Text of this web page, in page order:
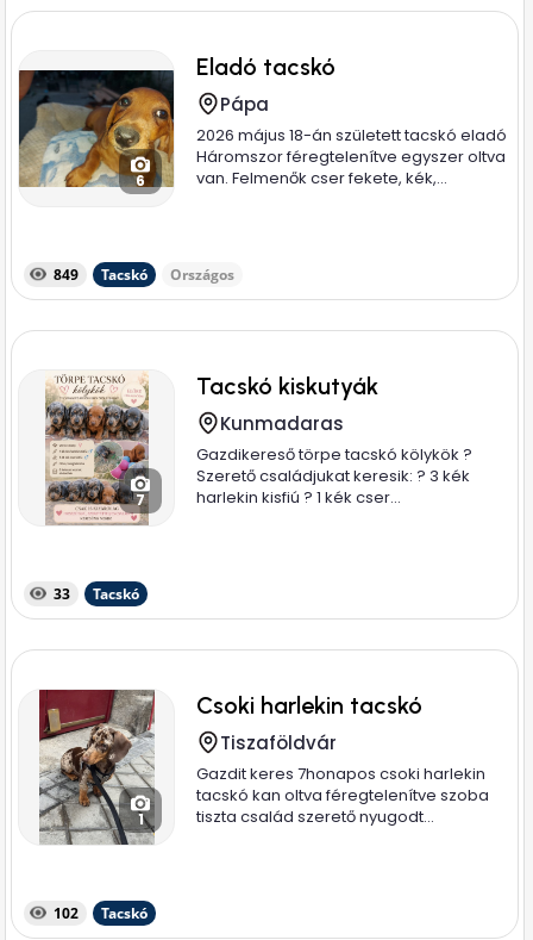
6
Eladó tacskó
Pápa
2026 május 18-án született tacskó eladó
Háromszor féregtelenítve egyszer oltva
van. Felmenők cser fekete, kék,...
849 Tacskó Országos
7
Tacskó kiskutyák
Kunmadaras
Gazdikereső törpe tacskó kölykök ?
Szerető családjukat keresik: ? 3 kék
harlekin kisfiú ? 1 kék cser...
33 Tacskó
1
Csoki harlekin tacskó
Tiszaföldvár
Gazdit keres 7honapos csoki harlekin
tacskó kan oltva féregtelenítve szoba
tiszta család szerető nyugodt...
102 Tacskó